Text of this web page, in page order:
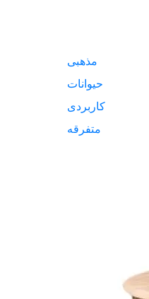
مذهبی
حیوانات
کاربردی
متفرقه